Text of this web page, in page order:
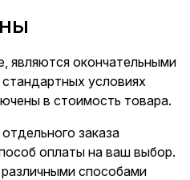
являются окончательными
условиях
в стоимость товара.
заказа
оплаты на ваш выбор.
способами